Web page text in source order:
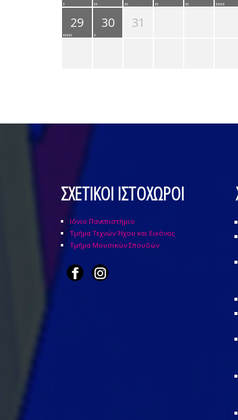
29
30 31
ΣΧΕΤΙΚΟΙ ΙΣΤΟΧΩΡΟΙ
Ιόνιο Πανεπιστήμιο
Τμήμα Τεχνών Ήχου και Εικόνας
Τμήμα Μουσικών Σπουδών